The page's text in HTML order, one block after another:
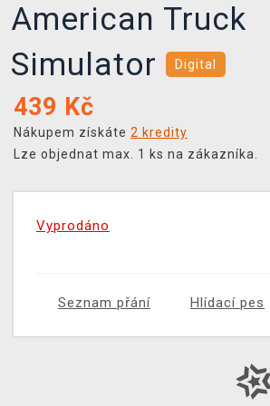
American Truck
Simulator
Digital
439 Kč
Nákupem získáte 2 kredity
Lze objednat max. 1 ks na zákazníka.
Vyprodáno
Seznam přání Hlídací pes